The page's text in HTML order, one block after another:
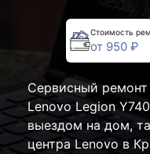
Стоимость
от 950 ₽
Сервисный
Lenovo Legion
выездом на дом,
центра Lenovo в